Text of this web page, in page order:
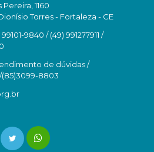
1160
Torres - Fortaleza - CE
9840 / (49) 991277911 /
de dúvidas /
8803